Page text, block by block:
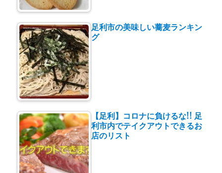
足利市の美味しい蕎麦ランキン
グ
【足利】コロナに負けるな!! 足
利市内でテイクアウトできるお
店のリスト